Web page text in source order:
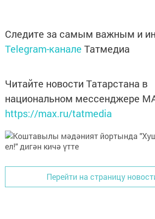
Следите за самым важным и
Telegram-канале Татмедиа
Читайте новости Татарстана в
национальном мессенджере
https://max.ru/tatmedia
Перейти на страницу